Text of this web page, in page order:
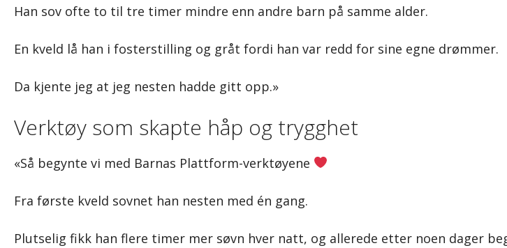
Han sov ofte to til tre timer mindre enn andre barn på samme alder.
En kveld lå han i fosterstilling og gråt fordi han var redd for sine egne drømmer.
Da kjente jeg at jeg nesten hadde gitt opp.»
Verktøy som skapte håp og trygghet
«Så begynte vi med Barnas Plattform-verktøyene
Fra første kveld sovnet han nesten med én gang.
Plutselig fikk han flere timer mer søvn hver natt, og allerede etter noen dager